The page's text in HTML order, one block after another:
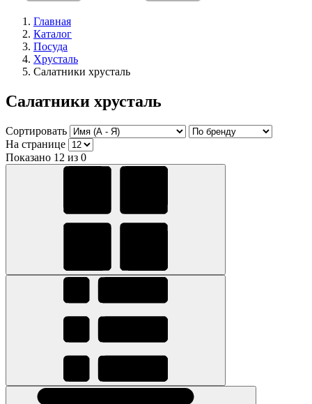
Главная
Каталог
Посуда
Хрусталь
Салатники хрусталь
Салатники хрусталь
Сортировать
На странице
Показано 12 из 0